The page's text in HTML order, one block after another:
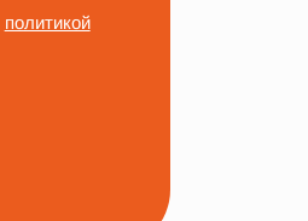
политикой